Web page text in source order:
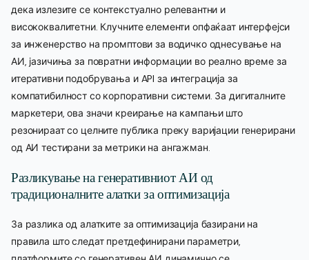
дека излезите се контекстуално релевантни и
висококвалитетни. Клучните елементи опфаќаат интерфејси
за инженерство на промптови за водичко однесување на
АИ, јазичиња за повратни информации во реално време за
итеративни подобрувања и API за интеграција за
компатибилност со корпоративни системи. За дигиталните
маркетери, ова значи креирање на кампањи што
резонираат со целните публика преку варијации генерирани
од АИ тестирани за метрики на ангажман.
Разликување на генеративниот АИ од
традиционалните алатки за оптимизација
За разлика од алатките за оптимизација базирани на
правила што следат претдефинирани параметри,